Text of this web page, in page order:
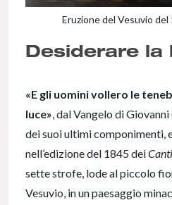
Eruzione del Vesuvio
Desiderare la
«E gli uomini vollero le
luce», dal Vangelo di
dei suoi ultimi componimenti,
nell’edizione del 1845 deiCanti
sette strofe, lode al piccolo
Vesuvio, in un paesaggio